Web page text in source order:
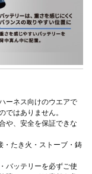
ーネス向けのウエアで
ではありません。
や、安全を保証できな
・たき火・ストーブ・鋳
バッテリーを必ずご使